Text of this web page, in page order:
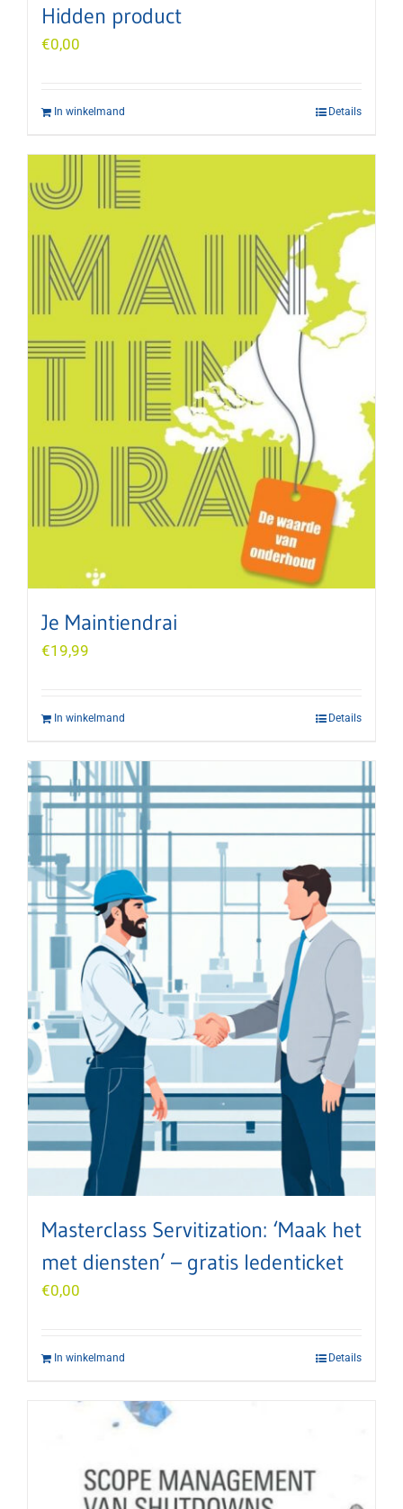
Hidden product
€0,00
In winkelmand Details
Je Maintiendrai
€19,99
In winkelmand Details
Masterclass Servitization: ‘Maak het
met diensten’ – gratis ledenticket
€0,00
In winkelmand Details